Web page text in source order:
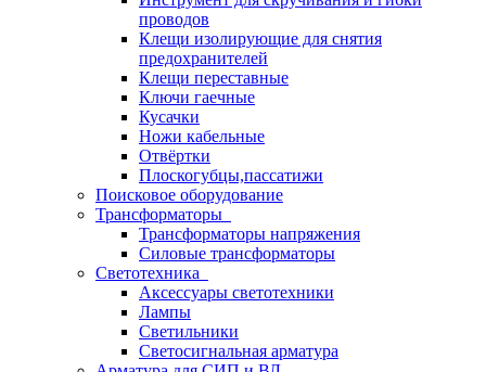
проводов
Клещи изолирующие для снятия
предохранителей
Клещи переставные
Ключи гаечные
Кусачки
Ножи кабельные
Отвёртки
Плоскогубцы,пассатижи
Поисковое оборудование
Трансформаторы
Трансформаторы напряжения
Силовые трансформаторы
Светотехника
Аксессуары светотехники
Лампы
Светильники
Светосигнальная арматура